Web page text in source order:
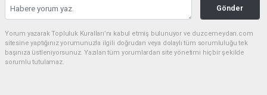
Gönder
Yorum yazarak Topluluk Kuralları’nı kabul etmiş bulunuyor ve duzcemeydan.com
sitesine yaptığınız yorumunuzla ilgili doğrudan veya dolaylı tüm sorumluluğu tek
başınıza üstleniyorsunuz. Yazılan tüm yorumlardan site yönetimi hiçbir şekilde
sorumlu tutulamaz.